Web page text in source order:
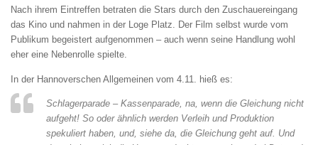
Nach ihrem Eintreffen betraten die Stars durch den Zuschauereingang
das Kino und nahmen in der Loge Platz. Der Film selbst wurde vom
Publikum begeistert aufgenommen – auch wenn seine Handlung wohl
eher eine Nebenrolle spielte.
In der Hannoverschen Allgemeinen vom 4.11. hieß es:
Schlagerparade – Kassenparade, na, wenn die Gleichung nicht
aufgeht! So oder ähnlich werden Verleih und Produktion
spekuliert haben, und, siehe da, die Gleichung geht auf. Und